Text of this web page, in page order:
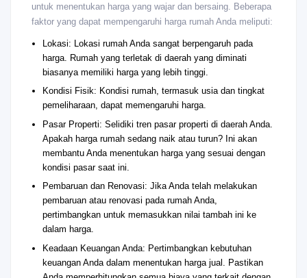
untuk menentukan harga yang wajar dan bersaing. Beberapa
faktor yang dapat mempengaruhi harga rumah Anda meliputi:
Lokasi: Lokasi rumah Anda sangat berpengaruh pada
harga. Rumah yang terletak di daerah yang diminati
biasanya memiliki harga yang lebih tinggi.
Kondisi Fisik: Kondisi rumah, termasuk usia dan tingkat
pemeliharaan, dapat memengaruhi harga.
Pasar Properti: Selidiki tren pasar properti di daerah Anda.
Apakah harga rumah sedang naik atau turun? Ini akan
membantu Anda menentukan harga yang sesuai dengan
kondisi pasar saat ini.
Pembaruan dan Renovasi: Jika Anda telah melakukan
pembaruan atau renovasi pada rumah Anda,
pertimbangkan untuk memasukkan nilai tambah ini ke
dalam harga.
Keadaan Keuangan Anda: Pertimbangkan kebutuhan
keuangan Anda dalam menentukan harga jual. Pastikan